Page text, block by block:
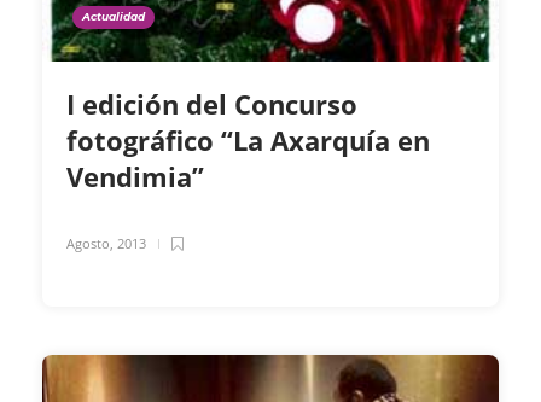
Actualidad
I edición del Concurso
fotográfico “La Axarquía en
Vendimia”
Agosto, 2013